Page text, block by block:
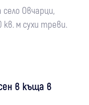
Овчарци,
кв. м сухи треви.
в къща в